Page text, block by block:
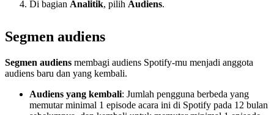
Di bagian Analitik, pilih Audiens.
Segmen audiens
Segmen audiens membagi audiens Spotify-mu menjadi anggota
audiens baru dan yang kembali.
Audiens yang kembali: Jumlah pengguna berbeda yang
memutar minimal 1 episode acara ini di Spotify pada 12 bulan